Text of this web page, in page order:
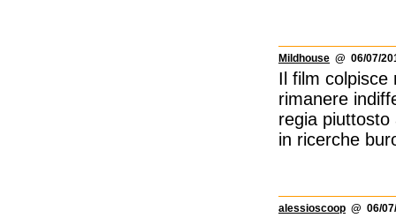
Mildhouse @ 06/07/
Il film colpisce
rimanere
regia
in ricerche
alessioscoop @ 06/